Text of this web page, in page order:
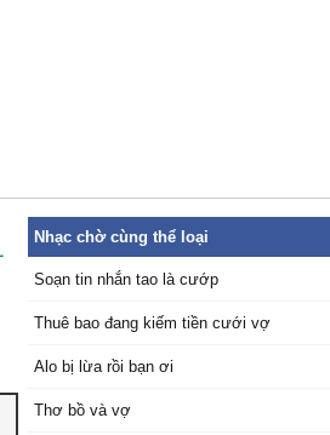
Nhạc chờ cùng thể loại
Soạn tin nhắn tao là cướp
Thuê bao đang kiếm tiền cưới vợ
Alo bị lừa rồi bạn ơi
Thơ bồ và vợ